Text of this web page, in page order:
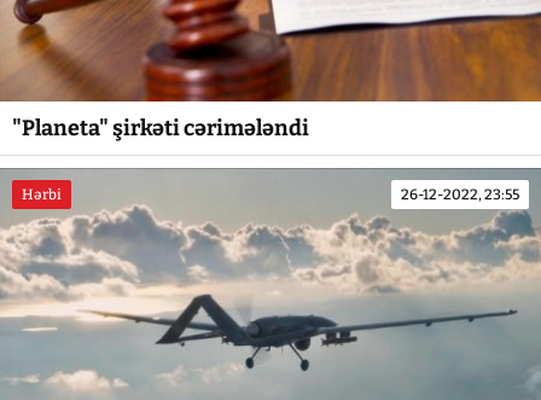
"Planeta" şirkəti cərimələndi
Hərbi 26-12-2022, 23:55